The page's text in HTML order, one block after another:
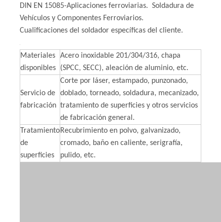
DIN EN 15085-Aplicaciones ferroviarias. Soldadura de
Vehículos y Componentes Ferroviarios.
Cualificaciones del soldador específicas del cliente.
Materiales
disponibles
Acero inoxidable 201/304/316, chapa
(SPCC, SECC), aleación de aluminio, etc.
Servicio de
fabricación
Corte por láser, estampado, punzonado,
doblado, torneado, soldadura, mecanizado,
tratamiento de superficies y otros servicios
de fabricación general.
Tratamiento
de
superficies
Recubrimiento en polvo, galvanizado,
cromado, baño en caliente, serigrafía,
pulido, etc.